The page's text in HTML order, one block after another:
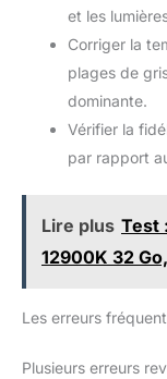
et les
Corriger la
plages de
dominante.
Vérifier la
par rapport
Lire plus Test
12900K 32
Les erreurs
Plusieurs erreurs